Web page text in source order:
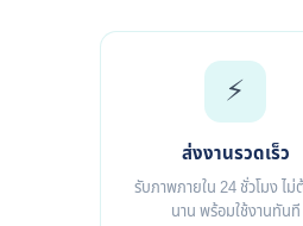
⚡
ส่งงานรวดเร็ว
รับภาพภายใน 24 ชั่วโมง ไม่
นาน พร้อมใช้งานทันที